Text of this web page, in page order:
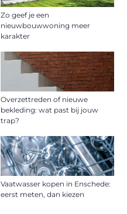
Zo geef je een
nieuwbouwwoning meer
karakter
Overzettreden of nieuwe
bekleding: wat past bij jouw
trap?
Vaatwasser kopen in Enschede:
eerst meten, dan kiezen